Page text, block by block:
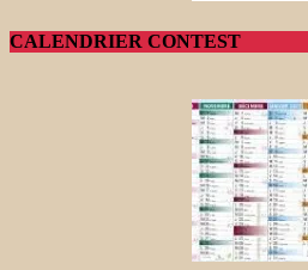
CALENDRIER CONTEST